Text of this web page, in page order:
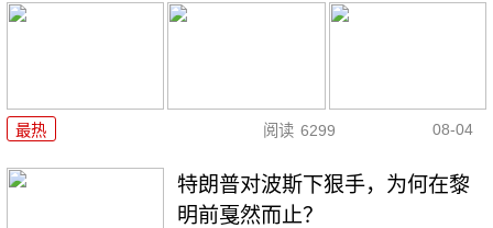
最热 阅读 6299 08-04
特朗普对波斯下狠手，为何在黎
明前戛然而止？